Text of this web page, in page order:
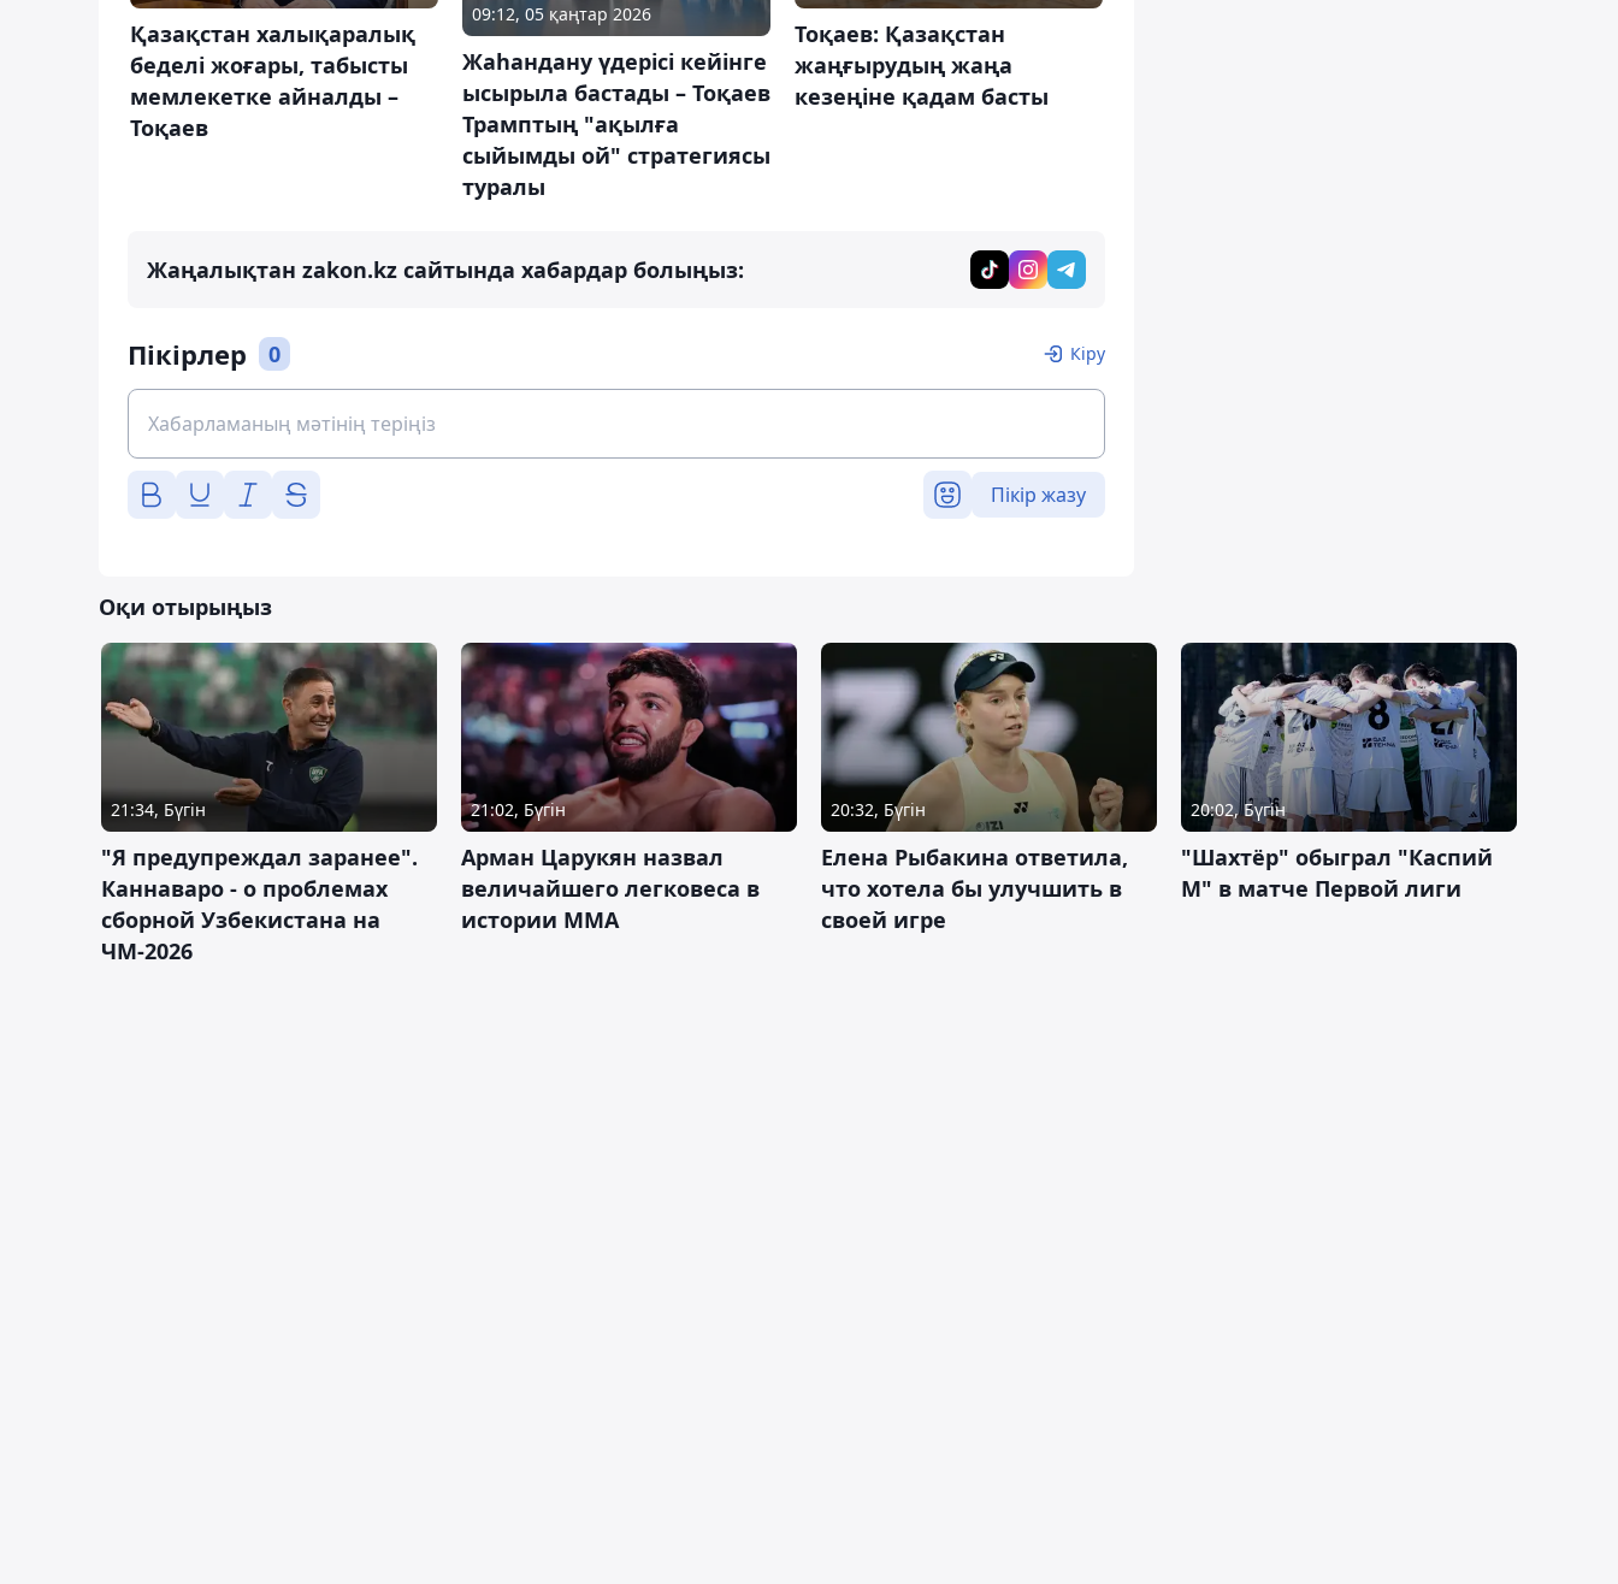
Қазақстан халықаралық
беделі жоғары, табысты
мемлекетке айналды –
Тоқаев
09:12, 05 қаңтар 2026
Жаһандану үдерісі кейінге
ысырыла бастады – Тоқаев
Трамптың "ақылға
сыйымды ой" стратегиясы
туралы
Тоқаев: Қазақстан
жаңғырудың жаңа
кезеңіне қадам басты
Жаңалықтан zakon.kz сайтында хабардар болыңыз:
Пікірлер 0 Кіру
Пікір жазу
Оқи отырыңыз
21:34, Бүгін
"Я предупреждал заранее".
Каннаваро - о проблемах
сборной Узбекистана на
ЧМ-2026
21:02, Бүгін
Арман Царукян назвал
величайшего легковеса в
истории ММА
20:32, Бүгін
Елена Рыбакина ответила,
что хотела бы улучшить в
своей игре
20:02, Бүгін
"Шахтёр" обыграл "Каспий
М" в матче Первой лиги